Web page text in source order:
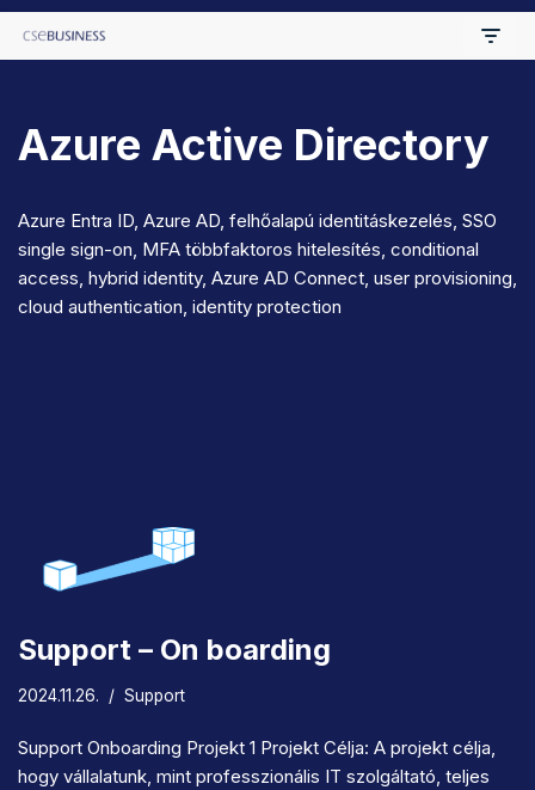
content
Azure Active Directory
Azure Entra ID, Azure AD, felhőalapú identitáskezelés, SSO
single sign-on, MFA többfaktoros hitelesítés, conditional
access, hybrid identity, Azure AD Connect, user provisioning,
cloud authentication, identity protection
Support – On boarding
2024.11.26. Support
Support Onboarding Projekt 1 Projekt Célja: A projekt célja,
hogy vállalatunk, mint professzionális IT szolgáltató, teljes